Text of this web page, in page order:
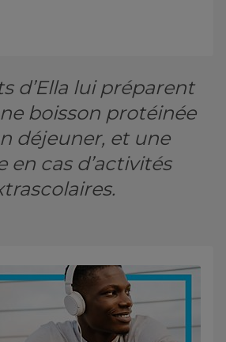
d’Ella lui préparent
boisson protéinée
déjeuner, et une
en cas d’activités